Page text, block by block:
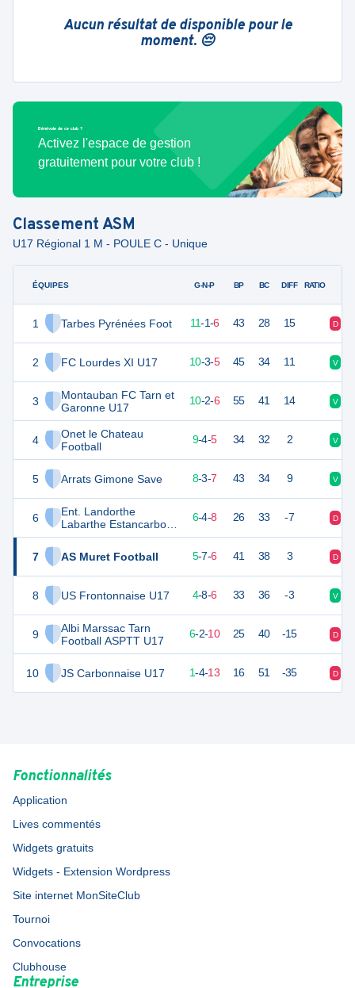
Aucun résultat de disponible pour le
moment. 😔
Bénévole de ce club ?
Activez l'espace de gestion
gratuitement pour votre club !
ClassementASM
U17 Régional 1 M - POULE C - Unique
ÉQUIPES
1 Tarbes Pyrénées Foot
2 FC Lourdes XI U17
3
Montauban FC Tarn et
Garonne U17
4
Onet le Chateau
Football
5 Arrats Gimone Save
6
Ent. Landorthe
Labarthe Estancarbon
Savarthes
7
AS Muret Football
8 US Frontonnaise U17
9
Albi Marssac Tarn
Football ASPTT U17
10 JS Carbonnaise U17
G-N-P BP BC DIFF RATIO
34 18 11-1-6 43 28 15 D
32 10-3-5 45 34 11 V
32 18 10-2-6 55 41 14 V
30 9-4-5 34 32 2 V
27 8-3-7 43 34 9 V
6-4-8 26 33 -7 D
22 5-7-6 41 38 3 D
20 18 4-8-6 33 36 -3 V
20 6-2-10 25 40 -15 D
6 1-4-13 16 51 -35 D
Fonctionnalités
Application
Lives commentés
Widgets gratuits
Widgets - Extension Wordpress
Site internet MonSiteClub
Tournoi
Convocations
Clubhouse
Entreprise